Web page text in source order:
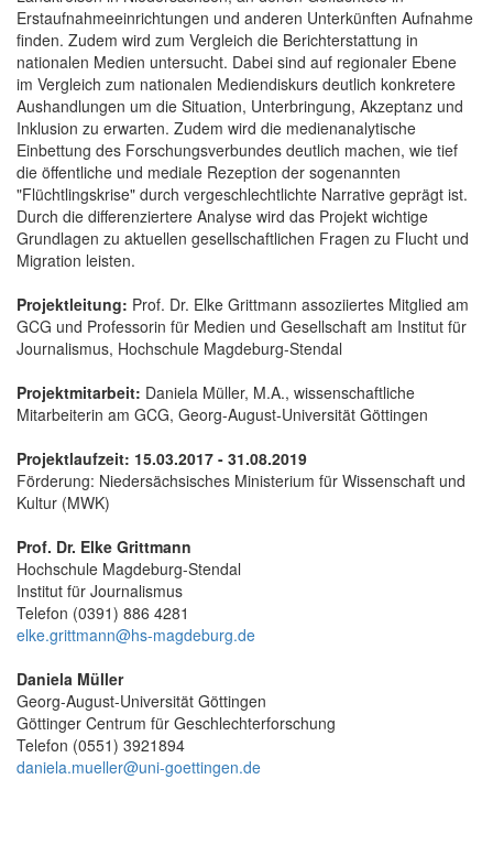
Erstaufnahmeeinrichtungen und anderen Unterkünften Aufnahme
finden. Zudem wird zum Vergleich die Berichterstattung in
nationalen Medien untersucht. Dabei sind auf regionaler Ebene
im Vergleich zum nationalen Mediendiskurs deutlich konkretere
Aushandlungen um die Situation, Unterbringung, Akzeptanz und
Inklusion zu erwarten. Zudem wird die medienanalytische
Einbettung des Forschungsverbundes deutlich machen, wie tief
die öffentliche und mediale Rezeption der sogenannten
"Flüchtlingskrise" durch vergeschlechtlichte Narrative geprägt ist.
Durch die differenziertere Analyse wird das Projekt wichtige
Grundlagen zu aktuellen gesellschaftlichen Fragen zu Flucht und
Migration leisten.
Projektleitung: Prof. Dr. Elke Grittmann assoziiertes Mitglied am
GCG und Professorin für Medien und Gesellschaft am Institut für
Journalismus, Hochschule Magdeburg-Stendal
Projektmitarbeit: Daniela Müller, M.A., wissenschaftliche
Mitarbeiterin am GCG, Georg-August-Universität Göttingen
Projektlaufzeit: 15.03.2017 - 31.08.2019
Förderung: Niedersächsisches Ministerium für Wissenschaft und
Kultur (MWK)
Prof. Dr. Elke Grittmann
Hochschule Magdeburg-Stendal
Institut für Journalismus
Telefon (0391) 886 4281
elke.grittmann@hs-magdeburg.de
Daniela Müller
Georg-August-Universität Göttingen
Göttinger Centrum für Geschlechterforschung
Telefon (0551) 3921894
daniela.mueller@uni-goettingen.de